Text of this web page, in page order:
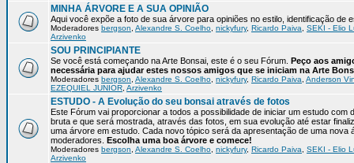
MINHA ÁRVORE E A SUA OPINIÃO
Aqui você expõe a foto de sua árvore para opiniões no estilo, identificação de
Moderadores bergson Alexandre S. Coelho nickyfury, Ricardo Paiva
SEKI - Elio
Arzivenko
SOU PRINCIPIANTE
Se você está começando na Arte Bonsai, este é o seu Fórum. Peço aos
necessária para ajudar estes nossos amigos que se iniciam na Arte
Moderadores bergson Alexandre S. Coelho nickyfury, Ricardo Paiva Anderson
EZEQUIEL JUNIOR Arzivenko
ESTUDO - A Evolução do seu bonsai através de fotos
Este Fórum vai proporcionar a todos a possibilidade de iniciar um estudo com
bruta e que será mostrada, através das fotos, em sua evolução até estar
uma árvore em estudo. Cada novo tópico será da apresentação de uma
moderadores. Escolha uma boa árvore e comece!
Moderadores bergson Alexandre S. Coelho nickyfury, Ricardo Paiva
SEKI - Elio
Arzivenko